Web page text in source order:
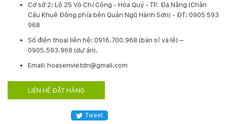
hoasenvietdn@gmail.com
Cơ sở 2: Lô 25 Võ Chí Công - Hòa Quý - TP. Đà Nẵng (Chân
Cầu Khuê Đông phía bên Quận Ngũ Hành Sơn) - ĐT: 0905 593
968
​Số điện thoại liên hệ: 0916.700.968 (bán sỉ và lẻ) –
0905.593.968 (dự án).
Email: hoasenvietdn@gmail.com
LIÊN HỆ ĐẶT HÀNG
Tweet